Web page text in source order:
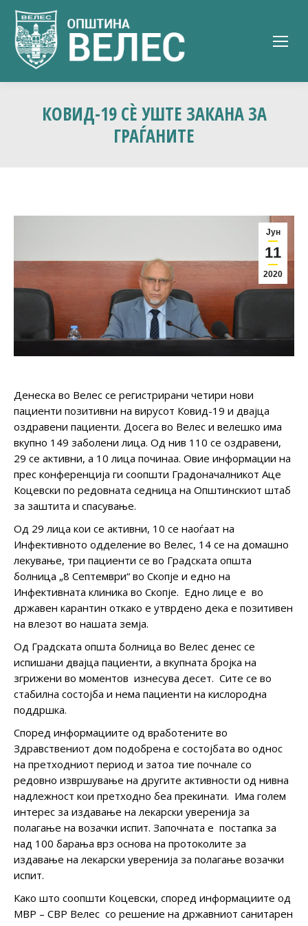
КОВИД-19 СÈ УШТЕ ЗАКАНА ЗА
ГРАЃАНИТЕ
Јун
11
2020
Денеска во Велес се регистрирани четири нови
пациенти позитивни на вирусот Ковид-19 и двајца
оздравени пациенти. Досега во Велес и велешко има
вкупно 149 заболени лица. Од нив 110 се оздравени,
29 се активни, а 10 лица починаа. Овие информации на
прес конференција ги соопшти Градоначалникот Аце
Коцевски по редовната седница на Општинскиот штаб
за заштита и спасување.
Од 29 лица кои се активни, 10 се наоѓаат на
Инфективното одделение во Велес, 14 се на домашно
лекување, три пациенти се во Градската општа
болница „8 Септември“ во Скопје и едно на
Инфективната клиника во Скопје. Едно лице е во
државен карантин откако е утврдено дека е позитивен
на влезот во нашата земја.
Од Градската општа болница во Велес денес се
испишани двајца пациенти, а вкупната бројка на
згрижени во моментов изнесува десет. Сите се во
стабилна состојба и нема пациенти на кислородна
поддршка.
Според информациите од вработените во
Здравствениот дом подобрена е состојбата во однос
на претходниот период и затоа тие почнале со
редовно извршување на другите активности од нивна
надлежност кои претходно беа прекинати. Има голем
интерес за издавање на лекарски уверенија за
полагање на возачки испит. Започната е постапка за
над 100 барања врз основа на протоколите за
издавање на лекарски уверенија за полагање возачки
испит.
Како што соопшти Коцевски, според информациите од
МВР – СВР Велес со решение на државниот санитарен